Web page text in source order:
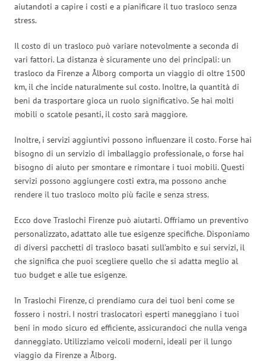
aiutandoti a capire i costi e a pianificare il tuo trasloco senza
stress.
Il costo di un trasloco può variare notevolmente a seconda di
vari fattori. La distanza è sicuramente uno dei principali: un
trasloco da Firenze a Ålborg comporta un viaggio di oltre 1500
km, il che incide naturalmente sul costo. Inoltre, la quantità di
beni da trasportare gioca un ruolo significativo. Se hai molti
mobili o scatole pesanti, il costo sarà maggiore.
Inoltre, i servizi aggiuntivi possono influenzare il costo. Forse hai
bisogno di un servizio di imballaggio professionale, o forse hai
bisogno di aiuto per smontare e rimontare i tuoi mobili. Questi
servizi possono aggiungere costi extra, ma possono anche
rendere il tuo trasloco molto più facile e senza stress.
Ecco dove Traslochi Firenze può aiutarti. Offriamo un preventivo
personalizzato, adattato alle tue esigenze specifiche. Disponiamo
di diversi pacchetti di trasloco basati sull’ambito e sui servizi, il
che significa che puoi scegliere quello che si adatta meglio al
tuo budget e alle tue esigenze.
In Traslochi Firenze, ci prendiamo cura dei tuoi beni come se
fossero i nostri. I nostri traslocatori esperti maneggiano i tuoi
beni in modo sicuro ed efficiente, assicurandoci che nulla venga
danneggiato. Utilizziamo veicoli moderni, ideali per il lungo
viaggio da Firenze a Ålborg.